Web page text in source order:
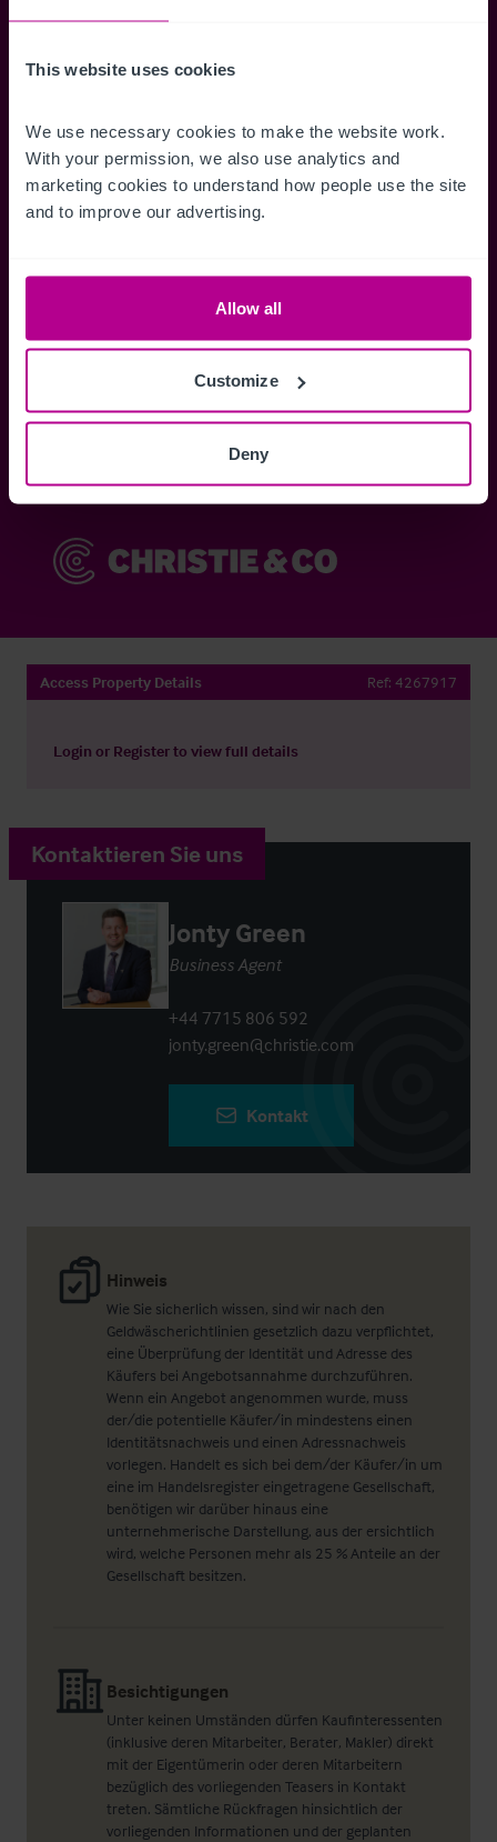
This website uses cookies
We use necessary cookies to make the website work.
With your permission, we also use analytics and
marketing cookies to understand how people use the site
and to improve our advertising.
Allow all
Customize
Deny
erhalten.
Zugriff auf alle
Informationen
Erhalten Sie Zugriff auf alle
Mitglieder.
Speichern
und einfach
Anmelden
Sie haben bereits ein Konto? Jetzt anmelden
Access Property Details Ref: 4267917
Login or Registerto view full details
Hinweis
Wie Sie sicherlich wissen, sind wir nach den
Geldwäscherichtlinien gesetzlich dazu verpflichtet,
eine Überprüfung der Identität und Adresse des
Käufers bei Angebotsannahme durchzuführen.
Wenn ein Angebot angenommen wurde, muss
der/die potentielle Käufer/in mindestens einen
Identitätsnachweis und einen Adressnachweis
vorlegen. Handelt es sich bei dem/der Käufer/in um
eine im Handelsregister eingetragene Gesellschaft,
benötigen wir darüber hinaus eine
unternehmerische Darstellung, aus der ersichtlich
wird, welche Personen mehr als 25 % Anteile an der
Gesellschaft besitzen.
Besichtigungen
Unter keinen Umständen dürfen Kaufinteressenten
(inklusive deren Mitarbeiter, Berater, Makler) direkt
mit der Eigentümerin oder deren Mitarbeitern
bezüglich des vorliegenden Teasers in Kontakt
treten. Sämtliche Rückfragen hinsichtlich der
vorliegenden Informationen und der geplanten
Kontaktieren Sie uns
Jonty Green
Business Agent
+44 7715 806 592
jonty.green@christie.com
Kontakt